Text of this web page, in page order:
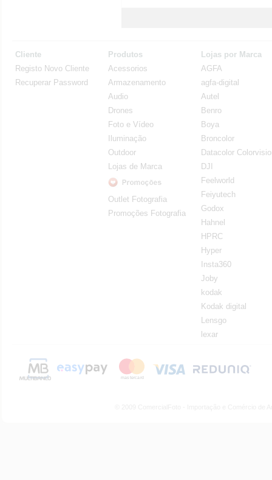
Cliente
Registo Novo Cliente
Recuperar Password
Produtos
Acessorios
Armazenamento
Audio
Drones
Foto e Vídeo
Iluminação
Outdoor
Lojas de Marca
Outlet Fotografia
Promoções Fotografia
Lojas por Marca
AGFA
agfa-digital
Autel
Benro
Boya
Broncolor
Datacolor
DJI
Feelworld
Feiyutech
Godox
Hahnel
HPRC
Hyper
Insta360
Joby
kodak
Kodak digital
Lensgo
lexar